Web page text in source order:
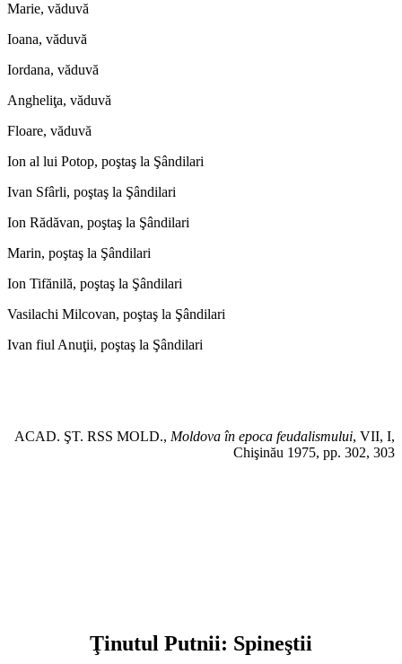
Marie, văduvă
Ioana, văduvă
Iordana, văduvă
Angheliţa, văduvă
Floare, văduvă
Ion al lui Potop, poştaş la Şândilari
Ivan Sfârli, poştaş la Şândilari
Ion Rădăvan, poştaş la Şândilari
Marin, poştaş la Şândilari
Ion Tifănilă, poştaş la Şândilari
Vasilachi Milcovan, poştaş la Şândilari
Ivan fiul Anuţii, poştaş la Şândilari
ACAD. ŞT. RSS MOLD., Moldova în epoca feudalismului, VII, I,
Chişinău 1975, pp. 302, 303
Ţinutul Putnii: Spineştii